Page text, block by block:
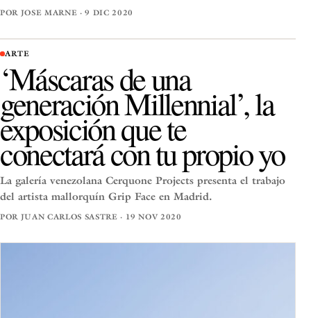
POR JOSE MARNE · 9 DIC 2020
ARTE
‘Máscaras de una
generación Millennial’, la
exposición que te
conectará con tu propio yo
La galería venezolana Cerquone Projects presenta el trabajo
del artista mallorquín Grip Face en Madrid.
POR JUAN CARLOS SASTRE · 19 NOV 2020